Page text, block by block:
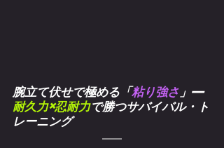
腕立て伏せで極める「粘り強さ 」—
耐久力×忍耐力で勝つサバイバル・ト
レーニング